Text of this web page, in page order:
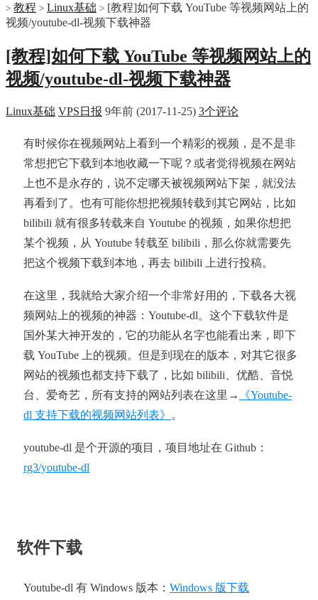
> 教程 > Linux基础 > [教程]如何下载 YouTube 等视频网站上的
视频/youtube-dl-视频下载神器
[教程]如何下载 YouTube 等视频网站上的
视频/youtube-dl-视频下载神器
Linux基础 VPS日报 9年前 (2017-11-25) 3个评论
有时候你在视频网站上看到一个精彩的视频，是不是非
常想把它下载到本地收藏一下呢？或者觉得视频在网站
上也不是永存的，说不定哪天被视频网站下架，就没法
再看到了。也有可能你想把视频转载到其它网站，比如
bilibili 就有很多转载来自 Youtube 的视频，如果你想把
某个视频，从 Youtube 转载至 bilibili，那么你就需要先
把这个视频下载到本地，再去 bilibili 上进行投稿。
在这里，我就给大家介绍一个非常好用的，下载各大视
频网站上的视频的神器：Youtube-dl。这个下载软件是
国外某大神开发的，它的功能从名字也能看出来，即下
载 YouTube 上的视频。但是到现在的版本，对其它很多
网站的视频也都支持下载了，比如 bilibili、优酷、音悦
台、爱奇艺，所有支持的网站列表在这里→
《Youtube-
dl 支持下载的视频网站列表》
。
youtube-dl 是个开源的项目，项目地址在 Github：
rg3/youtube-dl
软件下载
Youtube-dl 有 Windows 版本： Windows 版下载